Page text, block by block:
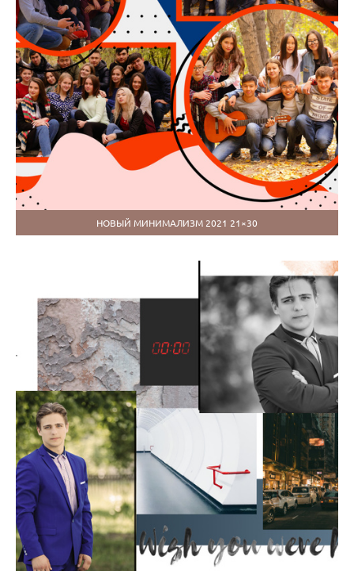
НОВЫЙ МИНИМАЛИЗМ 2021 21×30